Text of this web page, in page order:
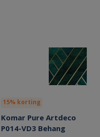
15% korting
Komar Pure Artdeco
P014-VD3 Behang